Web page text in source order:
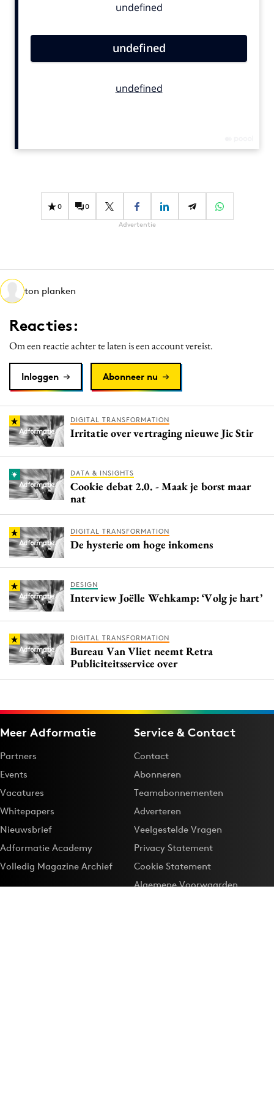
Contentmarketing
Effectiviteit
Gedragsverandering
Martech
Media
Merkstrategie
Programmatic
Purpose Marketing
Reputatie & crisis
0 0
Advertentie
ton planken
Reacties:
Om een reactie achter te laten is een account vereist.
Inloggen Abonneer nu
DIGITAL TRANSFORMATION
Irritatie over vertraging nieuwe Jic Stir
DATA & INSIGHTS
Cookie debat 2.0. - Maak je borst maar
nat
DIGITAL TRANSFORMATION
De hysterie om hoge inkomens
DESIGN
Interview Joëlle Wehkamp: ‘Volg je hart’
DIGITAL TRANSFORMATION
Bureau Van Vliet neemt Retra
Publiciteitsservice over
Meer Adformatie
Partners
Events
Vacatures
Whitepapers
Nieuwsbrief
Adformatie Academy
Volledig Magazine Archief
Service & Contact
Contact
Abonneren
Teamabonnementen
Adverteren
Veelgestelde Vragen
Privacy Statement
Cookie Statement
Algemene Voorwaarden